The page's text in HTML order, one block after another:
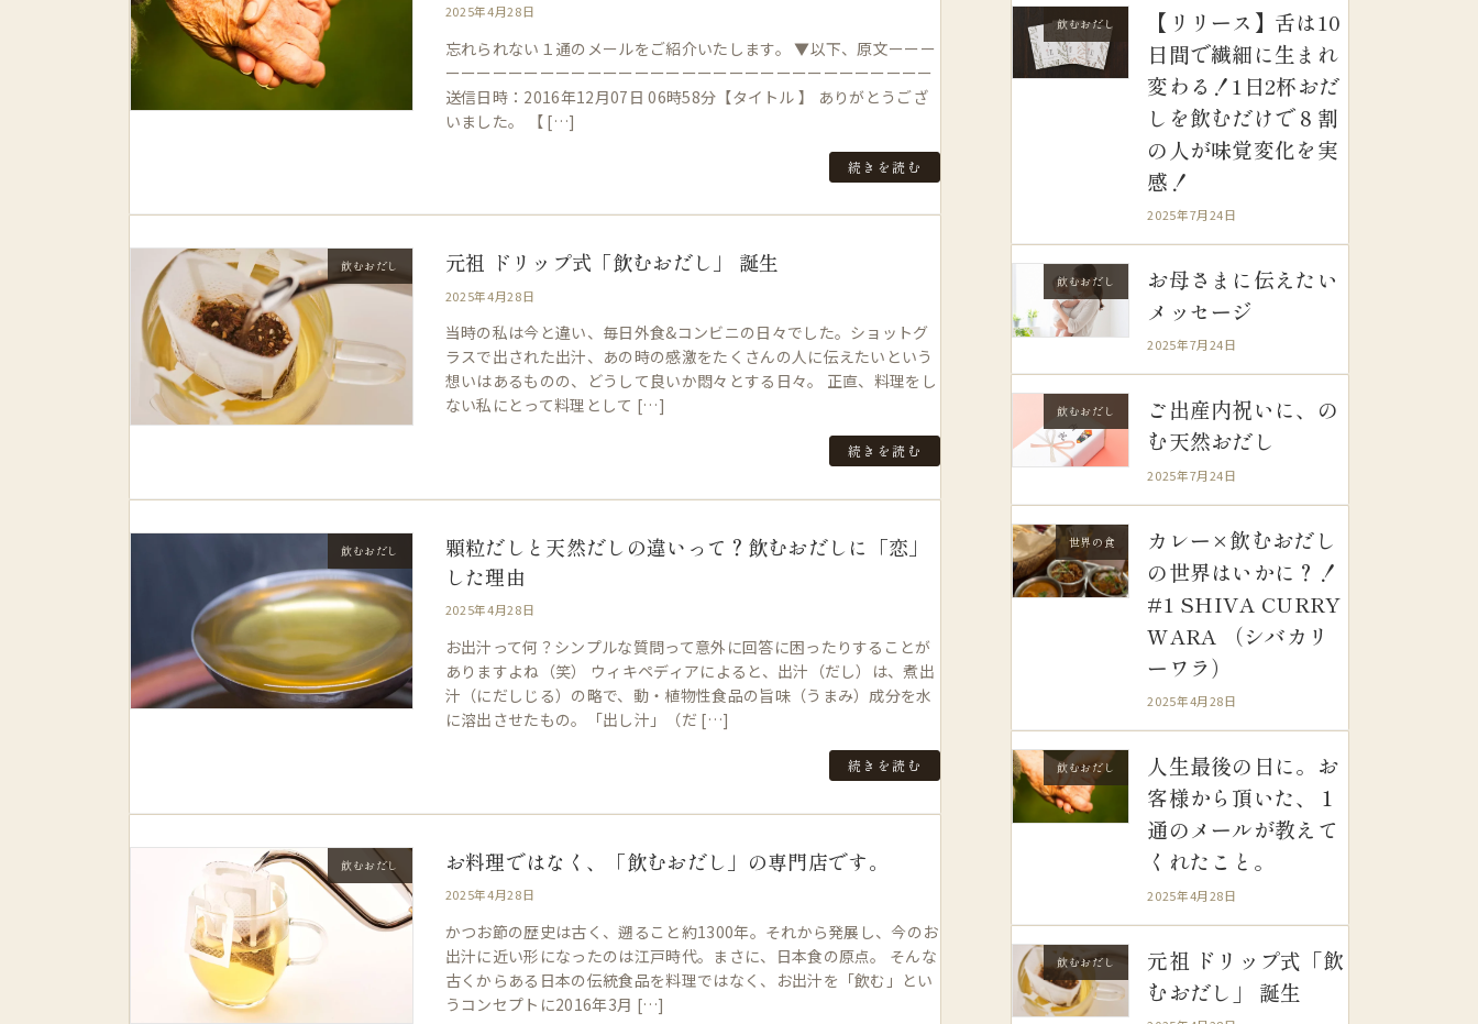
2025年4月28日
忘れられない１通のメールをご紹介いたします。 ▼以下、原文ーーー
ーーーーーーーーーーーーーーーーーーーーーーーーーーーーーーー
送信日時：2016年12月07日 06時58分【タイトル 】 ありがとうござ
いました。 【 […]
続きを読む
飲むおだし 元祖 ドリップ式「飲むおだし」 誕生
2025年4月28日
当時の私は今と違い、毎日外食&コンビニの日々でした。ショットグ
ラスで出された出汁、あの時の感激をたくさんの人に伝えたいという
想いはあるものの、どうして良いか悶々とする日々。 正直、料理をし
ない私にとって料理として […]
続きを読む
飲むおだし
顆粒だしと天然だしの違いって？飲むおだしに「恋」
した理由
2025年4月28日
お出汁って何？シンプルな質問って意外に回答に困ったりすることが
ありますよね（笑） ウィキペディアによると、出汁（だし）は、煮出
汁（にだしじる）の略で、動・植物性食品の旨味（うまみ）成分を水
に溶出させたもの。「出し汁」（だ […]
続きを読む
飲むおだし お料理ではなく、「飲むおだし」の専門店です。
2025年4月28日
かつお節の歴史は古く、遡ること約1300年。それから発展し、今のお
出汁に近い形になったのは江戸時代。まさに、日本食の原点。 そんな
古くからある日本の伝統食品を料理ではなく、お出汁を「飲む」とい
うコンセプトに2016年3月 […]
飲むおだし
【リリース】舌は10
日間で繊細に生まれ
変わる！1日2杯おだ
しを飲むだけで８割
の人が味覚変化を実
感！
2025年7月24日
飲むおだし
お母さまに伝えたい
メッセージ
2025年7月24日
飲むおだし
ご出産内祝いに、の
む天然おだし
2025年7月24日
世界の食
カレー×飲むおだし
の世界はいかに？！
#1 SHIVA CURRY
WARA （シバカリ
ーワラ）
2025年4月28日
飲むおだし
人生最後の日に。お
客様から頂いた、１
通のメールが教えて
くれたこと。
2025年4月28日
飲むおだし
元祖 ドリップ式「飲
むおだし」 誕生